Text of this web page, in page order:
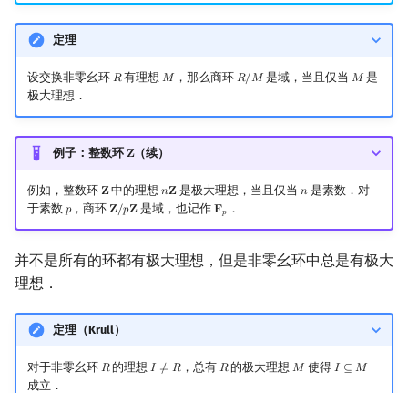
定理
设交换非零幺环 𝑅
R有理想𝑀
M ，那么商环 𝑅/𝑀
R/M 是域，当且仅当𝑀
M 是
极大理想．
例子：整数环 𝐙
Z（续）
例如，整数环 𝐙
Z中的理想𝑛𝐙
nZ 是极大理想，当且仅当𝑛
n是素数．对
于素数𝑝
p，商环 𝐙/𝑝𝐙
Z/pZ是域，也记作 𝐅𝑝
Fp ．
并不是所有的环都有极大理想，但是非零幺环中总是有极大
理想．
定理（Krull）
对于非零幺环 𝑅
R的理想 𝐼 ≠ 𝑅
I≠ R ，总有 𝑅
R的极大理想 𝑀
M 使得 𝐼 ⊆ 𝑀
I⊆M
成立．